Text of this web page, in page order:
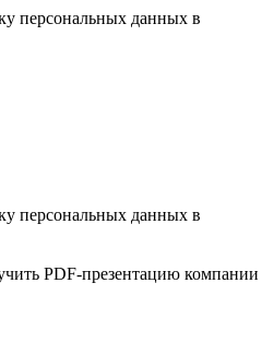
персональных данных в
персональных данных в
PDF-презентацию компании